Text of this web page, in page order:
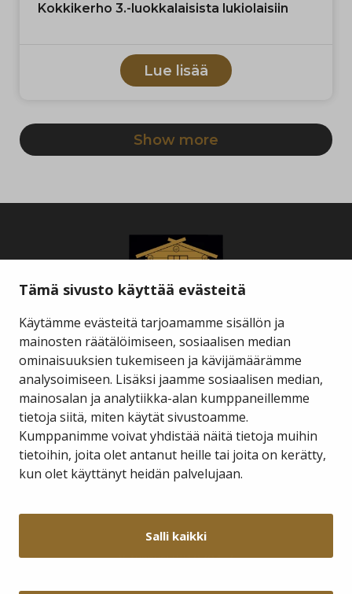
Tämä sivusto käyttää evästeitä
Käytämme evästeitä tarjoamamme sisällön ja
mainosten räätälöimiseen, sosiaalisen median
ominaisuuksien tukemiseen ja kävijämäärämme
analysoimiseen. Lisäksi jaamme sosiaalisen median,
mainosalan ja analytiikka-alan kumppaneillemme
tietoja siitä, miten käytät sivustoamme.
Kumppanimme voivat yhdistää näitä tietoja muihin
tietoihin, joita olet antanut heille tai joita on kerätty,
kun olet käyttänyt heidän palvelujaan.
Salli kaikki
Kokkikerho 3.-luokkalaisista lukiolaisiin
Lue lisää
Savukosken kunta
Kauppakuja 2 A 1
98800 Savukoski
hallinto@savukoski.fi
Y-tunnus: 0210704-7